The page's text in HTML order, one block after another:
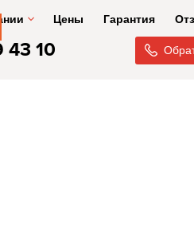
Цены Гарантия
43 10